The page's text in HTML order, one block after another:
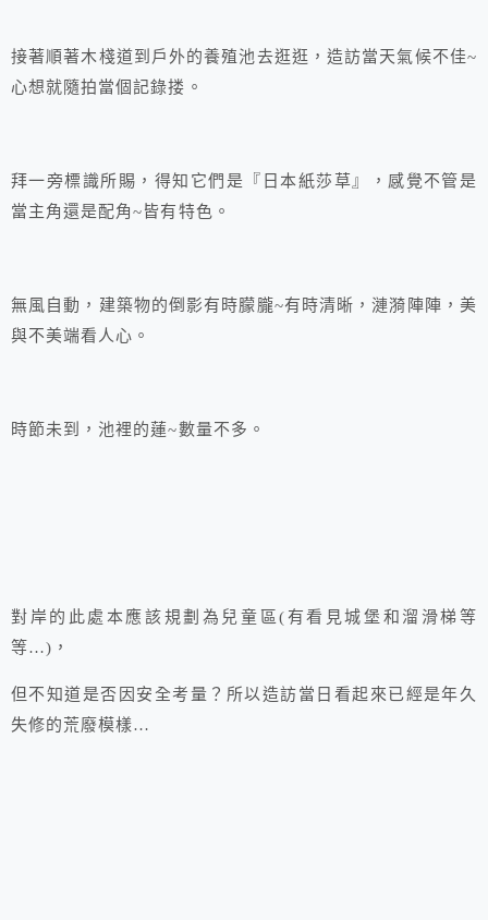
接著順著木棧道到戶外的養殖池去逛逛，造訪當天氣候不佳~
心想就隨拍當個記錄搂。
拜一旁標識所賜，得知它們是『日本紙莎草』，感覺不管是
當主角還是配角~皆有特色。
無風自動，建築物的倒影有時朦朧~有時清晰，漣漪陣陣，美
與不美端看人心。
時節未到，池裡的蓮~數量不多。
對岸的此處本應該規劃為兒童區(有看見城堡和溜滑梯等
等…)，
但不知道是否因安全考量？所以造訪當日看起來已經是年久
失修的荒廢模樣…